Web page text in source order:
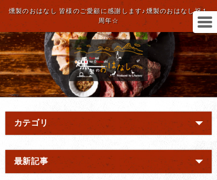
燻製のおはなし 皆様のご愛顧に感謝します♪燻製のおはなし祝１
周年☆
カテゴリ
最新記事